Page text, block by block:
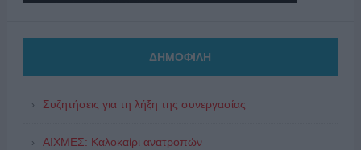
ΔΗΜΟΦΙΛΗ
Συζητήσεις για τη λήξη της συνεργασίας
ΑΙΧΜΕΣ: Καλοκαίρι ανατροπών